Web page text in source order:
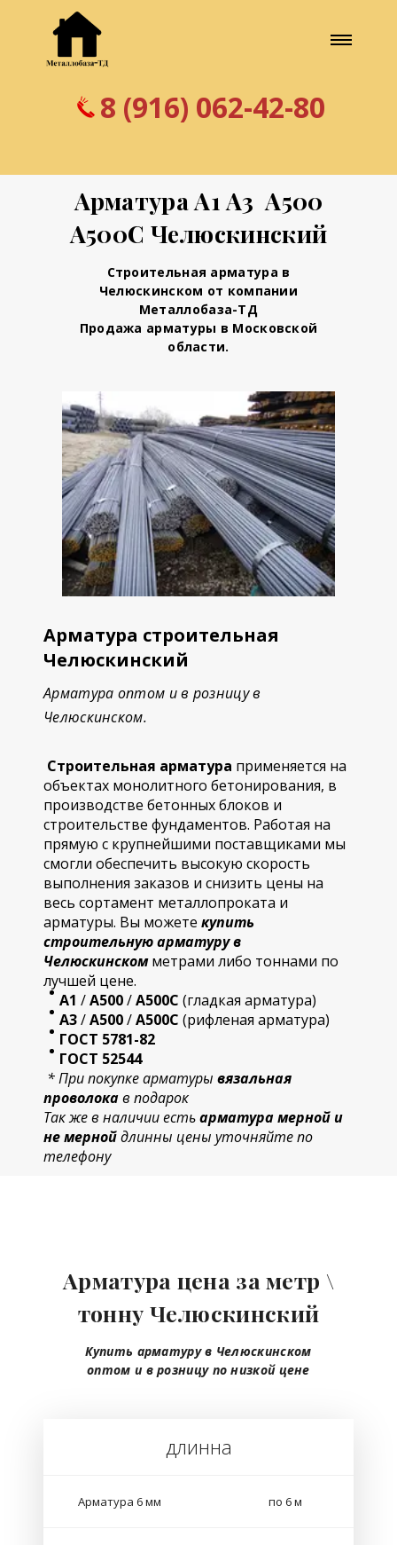
8 (916) 062-42-80
Арматура А1 А3 А500
А500С Челюскинский
Строительная арматура в
Челюскинском от компании
Металлобаза-ТД
Продажа арматуры в Московской
области.
Арматура строительная
Челюскинский
Арматура оптом и в розницу в
Челюскинском.
Строительная арматура применяется на
объектах монолитного бетонирования, в
производстве бетонных блоков и
строительстве фундаментов. Работая на
прямую с крупнейшими поставщиками мы
смогли обеспечить высокую скорость
выполнения заказов и снизить цены на
весь сортамент металлопроката и
арматуры. Вы можете купить
строительнуюарматуру в
Челюскинскомметрами либо тоннами по
лучшей цене.
А1 /А500/А500С (гладкая арматура)
А3/А500/А500С (рифленая арматура)
ГОСТ 5781-82
ГОСТ 52544
* При покупке арматуры вязальная
проволокав подарок
Так же в наличии естьарматура мерной и
не мернойдлинны цены уточняйте по
телефону
Арматура цена за метр \
тонну Челюскинский
Купить арматуру в Челюскинском
оптом и в розницу по низкой цене
длинна
Арматура 6 мм по 6 м